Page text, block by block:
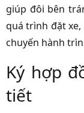
giúp đôi bên
quá trình đặt
chuyến hành
Ký hợp
tiết